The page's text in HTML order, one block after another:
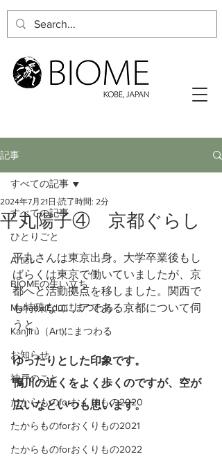
記事
すべての記事
ひとりごと
Artist
BIOMEの生い立ち
Manabu(Edu)にまつわる
Kanjiru（Art)にまつわる
お知らせ
神戸のこと
たからものforおくりもの2020
たからものforおくりもの2021
たからものforおくりもの2022
すべての記事
平丸陽子④ 京都ぐらし
2024年7月21日 読了時間: 2分
平丸さんは東京出身。大学卒業後もし
ばらくは東京で働いていましたが、京
都へと活動拠点を移しました。関西で
も特殊なエリアである京都について伺
うと、
ゆったりとした印象です。
鴨川の近くをよく歩くのですが、空が
広いなといつも思います。